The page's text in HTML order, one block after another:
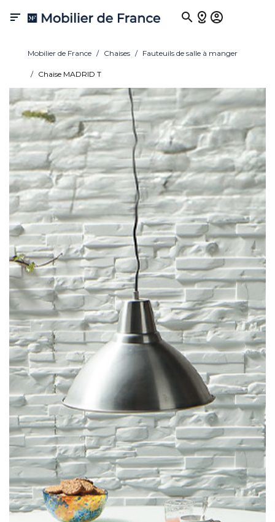

Mobilier de France Chaises Fauteuils de salle à manger
Chaise MADRID T